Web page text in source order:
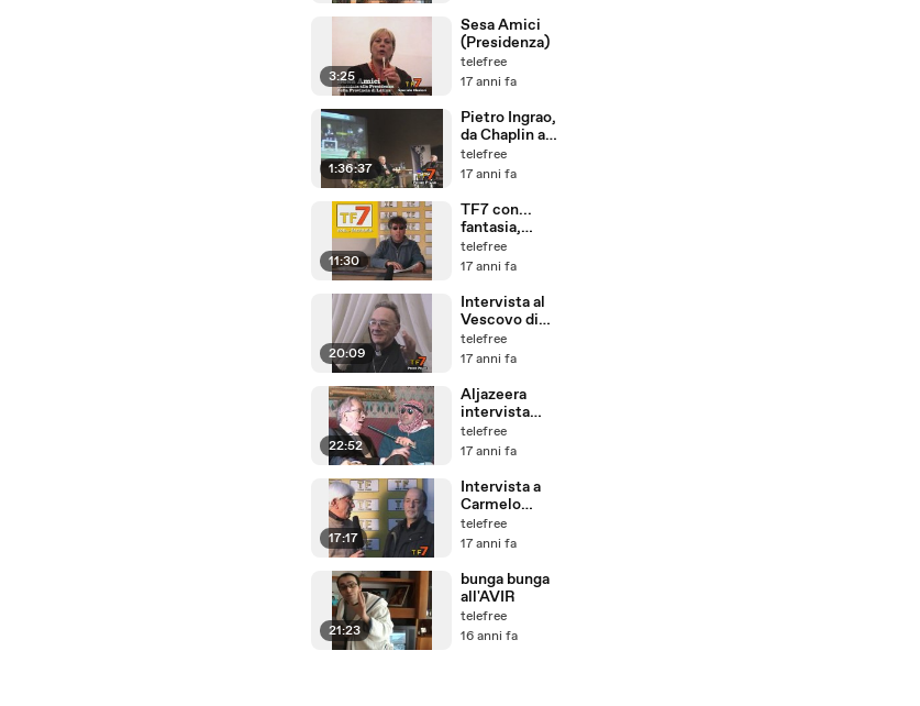
3:25
Sesa Amici
(Presidenza)
telefree
17 anni fa
1:36:37
Pietro Ingrao,
da Chaplin a
Obama
telefree
17 anni fa
11:30
TF7 con...
fantasia,
pasquale
telefree
17 anni fa
20:09
Intervista al
Vescovo di
Lourdes,
Mons.
Perrier
telefree
17 anni fa
22:52
Aljazeera
intervista
Michele Forte
telefree
17 anni fa
17:17
Intervista a
Carmelo
Lavorino
telefree
17 anni fa
21:23
bunga bunga
all'AVIR
telefree
16 anni fa